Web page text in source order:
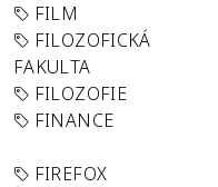
FILM
FILOZOFICKÁ
FAKULTA
FILOZOFIE
FINANCE
FIREFOX